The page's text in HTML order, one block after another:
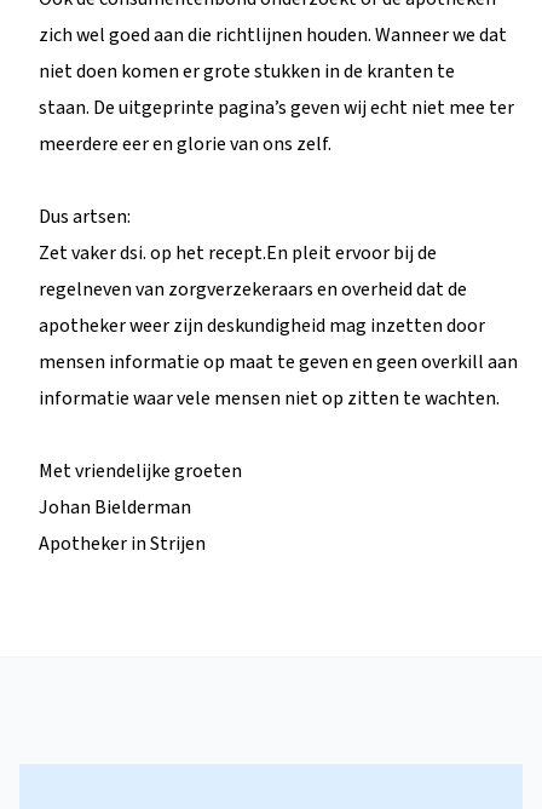
zich wel goed aan die richtlijnen houden. Wanneer we dat
niet doen komen er grote stukken in de kranten te
staan. De uitgeprinte pagina’s geven wij echt niet mee ter
meerdere eer en glorie van ons zelf.
Dus artsen:
Zet vaker dsi. op het recept.En pleit ervoor bij de
regelneven van zorgverzekeraars en overheid dat de
apotheker weer zijn deskundigheid mag inzetten door
mensen informatie op maat te geven en geen overkill aan
informatie waar vele mensen niet op zitten te wachten.
Met vriendelijke groeten
Johan Bielderman
Apotheker in Strijen